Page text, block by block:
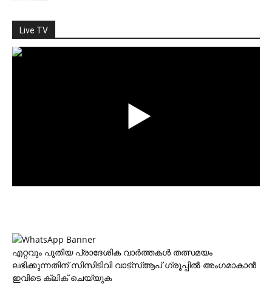
Live TV
എറ്റവും പുതിയ പ്രാദേശിക വാര്‍ത്തകള്‍ തത്സമയം
ലഭിക്കുന്നതിന് സിസിടിവി വാട്‌സ്ആപ് ഗ്രൂപ്പില്‍ അംഗമാകാന്‍
ഇവിടെ ക്ലിക് ചെയ്യുക